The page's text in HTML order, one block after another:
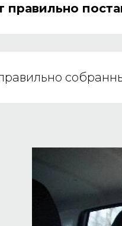
правильно